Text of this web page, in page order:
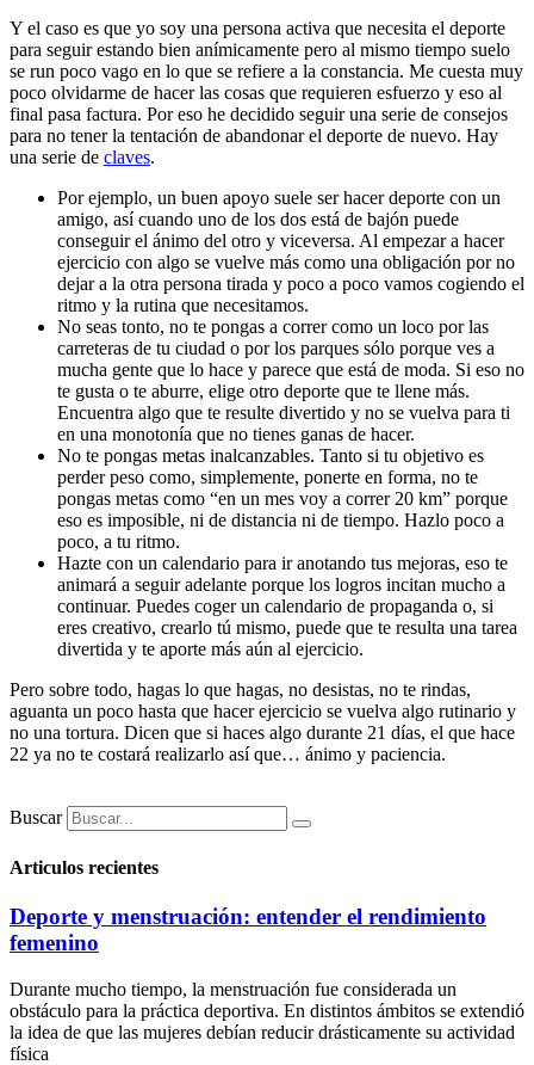
Y el caso es que yo soy una persona activa que necesita el deporte
para seguir estando bien anímicamente pero al mismo tiempo suelo
se run poco vago en lo que se refiere a la constancia. Me cuesta muy
poco olvidarme de hacer las cosas que requieren esfuerzo y eso al
final pasa factura. Por eso he decidido seguir una serie de consejos
para no tener la tentación de abandonar el deporte de nuevo. Hay
una serie de claves.
Por ejemplo, un buen apoyo suele ser hacer deporte con un
amigo, así cuando uno de los dos está de bajón puede
conseguir el ánimo del otro y viceversa. Al empezar a hacer
ejercicio con algo se vuelve más como una obligación por no
dejar a la otra persona tirada y poco a poco vamos cogiendo el
ritmo y la rutina que necesitamos.
No seas tonto, no te pongas a correr como un loco por las
carreteras de tu ciudad o por los parques sólo porque ves a
mucha gente que lo hace y parece que está de moda. Si eso no
te gusta o te aburre, elige otro deporte que te llene más.
Encuentra algo que te resulte divertido y no se vuelva para ti
en una monotonía que no tienes ganas de hacer.
No te pongas metas inalcanzables. Tanto si tu objetivo es
perder peso como, simplemente, ponerte en forma, no te
pongas metas como “en un mes voy a correr 20 km” porque
eso es imposible, ni de distancia ni de tiempo. Hazlo poco a
poco, a tu ritmo.
Hazte con un calendario para ir anotando tus mejoras, eso te
animará a seguir adelante porque los logros incitan mucho a
continuar. Puedes coger un calendario de propaganda o, si
eres creativo, crearlo tú mismo, puede que te resulta una tarea
divertida y te aporte más aún al ejercicio.
Pero sobre todo, hagas lo que hagas, no desistas, no te rindas,
aguanta un poco hasta que hacer ejercicio se vuelva algo rutinario y
no una tortura. Dicen que si haces algo durante 21 días, el que hace
22 ya no te costará realizarlo así que… ánimo y paciencia.
Buscar
Articulos recientes
Deporte y menstruación: entender el rendimiento
femenino
Durante mucho tiempo, la menstruación fue considerada un
obstáculo para la práctica deportiva. En distintos ámbitos se extendió
la idea de que las mujeres debían reducir drásticamente su actividad
física